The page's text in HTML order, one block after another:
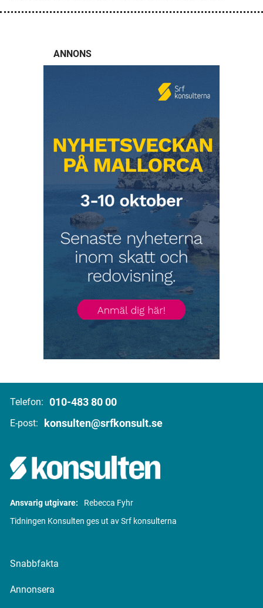
ANNONS
Telefon: 010-483 80 00
E-post: konsulten@srfkonsult.se
Ansvarig utgivare:
Rebecca Fyhr
Tidningen Konsulten ges ut av Srf konsulterna
Snabbfakta
Annonsera